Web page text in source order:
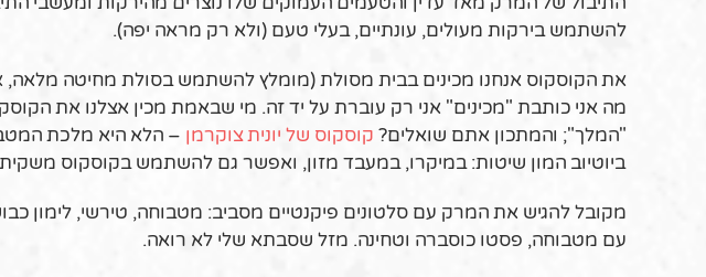
להשתמש בירקות מעולים, עונתיים, בעלי טעם (ולא רק מראה יפה).
את הקוסקוס אנחנו מכינים בבית מסולת (מומלץ להשתמש בסולת מחיטה
מה אני כותבת "מכינים" אני רק עוברת על יד זה. מי שבאמת מכין אצלנו את
"המלך"; והמתכון אתם שואלים? קוסקוס של יונית צוקרמן – הלא היא מלכת
ביוטיוב המון שיטות: במיקרו, במעבד מזון, ואפשר גם להשתמש בקוסקוס
מקובל להגיש את המרק עם סלטונים פיקנטיים מסביב: מטבוחה, טירשי, לימון
עם מטבוחה, פסטו כוסברה וטחינה. מזל שסבתא שלי לא רואה.